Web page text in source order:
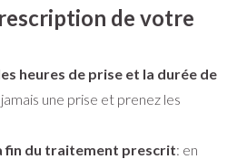
de votre
heures de prise et la durée de
une prise et prenez les
fin du traitement prescrit: en